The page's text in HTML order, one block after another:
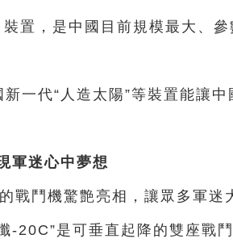
置， 是中國目前規模最大、參
新一代“人造太陽”等裝置能讓中
軍迷心中夢想
戰鬥機驚艶亮相， 讓眾多軍迷
-20C”是可垂直起降的雙座戰鬥